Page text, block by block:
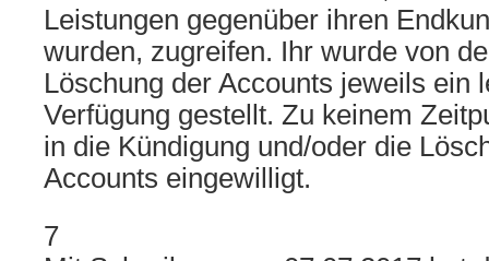
Leistungen gegenüber ihren
wurden, zugreifen. Ihr wurde von
Löschung der Accounts jeweils ein
Verfügung gestellt. Zu keinem
in die Kündigung und/oder die
Accounts eingewilligt.
7